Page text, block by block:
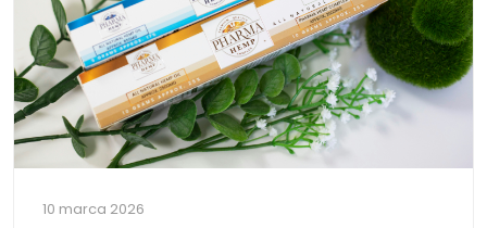
10 marca 2026